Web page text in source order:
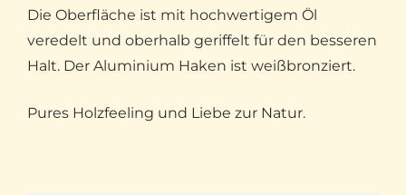
Die Oberfläche ist mit hochwertigem Öl
veredelt und oberhalb geriffelt für den besseren
Halt. Der Aluminium Haken ist weißbronziert.
Pures Holzfeeling und Liebe zur Natur.